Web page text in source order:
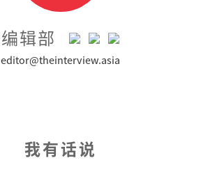
编辑部
editor@theinterview.asia
我有话说